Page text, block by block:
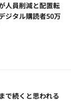
人員削減と配置転
ジタル購読者50万
で続くと思われる